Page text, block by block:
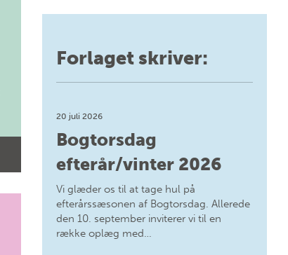
Forlaget skriver:
20 juli 2026
Bogtorsdag
efterår/vinter 2026
Vi glæder os til at tage hul på
efterårssæsonen af Bogtorsdag. Allerede
den 10. september inviterer vi til en
række oplæg med…